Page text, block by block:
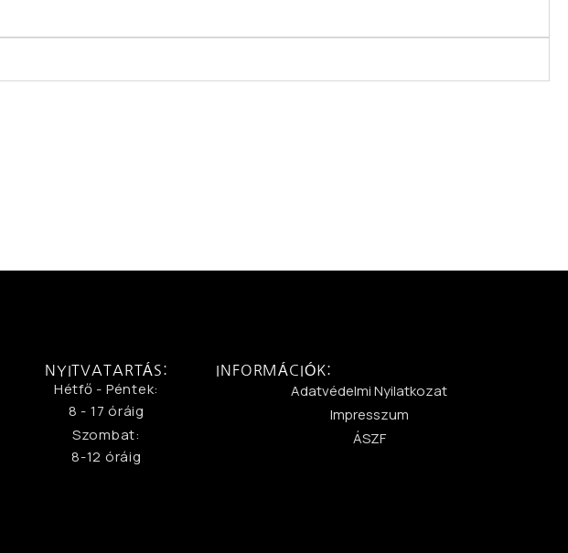
NYITVATARTÁS:
Hétfő - Péntek:
8 - 17 óráig
Szombat:
8-12 óráig
INFORMÁCIÓK:
Adatvédelmi Nyilatkozat
Impresszum
ÁSZF